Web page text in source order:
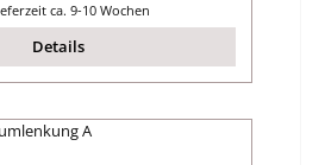
ca. 9-10 Wochen
Details